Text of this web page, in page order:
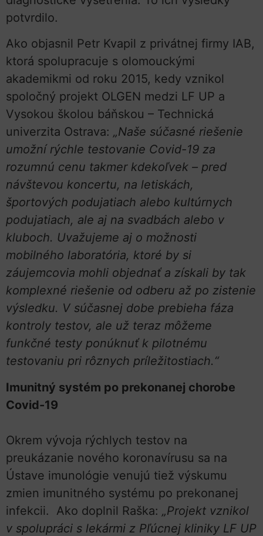
potvrdilo.
Ako objasnil Petr Kvapil z privátnej firmy IAB,
ktorá spolupracuje s olomouckými
akademikmi od roku 2015, kedy vznikol
spoločný projekt OLGEN medzi LF UP a
Vysokou školou báňskou – Technická
univerzita Ostrava: „Naše súčasné riešenie
umožní rýchle testovanie Covid-19 za
rozumnú cenu takmer kdekoľvek – pred
návštevou koncertu, na letiskách,
športových podujatiach alebo kultúrnych
podujatiach, ale aj na svadbách alebo v
kluboch. Uvažujeme aj o možnosti
mobilného laboratória, ktoré by si
záujemcovia mohli objednať a získali by tak
komplexné riešenie od odberu až po zistenie
výsledku. V súčasnej dobe prebieha fáza
kontroly testov, ale už teraz môžeme
funkčné testy ponúknuť k pilotnému
testovaniu pri rôznych príležitostiach.“
Imunitný systém po prekonanej chorobe
Covid-19
Okrem vývoja rýchlych testov na
preukázanie nového koronavírusu sa na
Ústave imunológie venujú tiež výskumu
zmien imunitného systému po prekonanej
infekcii. Ako doplnil Raška: „Projekt vznikol
v spolupráci s lekármi z Pľúcnej kliniky LF UP